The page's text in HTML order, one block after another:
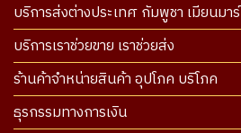
บริการส่งต่างประเทศ กัมพูชา เมียนมาร์
บริการเราช่วยขาย เราช่วยส่ง
ร้านค้าจำหน่ายสินค้า อุปโภค บริโภค
ธุรกรรมทางการเงิน